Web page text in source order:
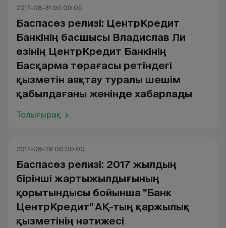
2017-08-31 00:00:00
Баспасөз релизі: ЦентрКредит
Банкінің басшысы Владислав Ли
өзінің ЦентрКредит Банкінің
Басқарма төрағасы ретіндегі
қызметін аяқтау туралы шешім
қабылдағаны жөнінде хабарлады
Толығырақ
2017-08-29 00:00:00
Баспасөз релизі: 2017 жылдың
бірінші жартыжылдығының
қорытындысы бойынша "Банк
ЦентрКредит" АҚ-тың қаржылық
қызметінің нәтижесі